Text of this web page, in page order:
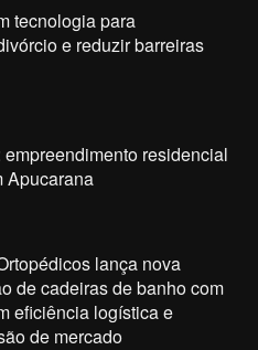
tecnologia para
e reduzir barreiras
residencial
Apucarana
lança nova
de cadeiras de banho com
eficiência logística e
de mercado